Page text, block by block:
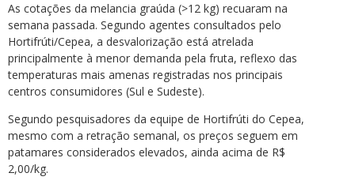
As cotações da melancia graúda (>12 kg) recuaram na
semana passada. Segundo agentes consultados pelo
Hortifrúti/Cepea, a desvalorização está atrelada
principalmente à menor demanda pela fruta, reflexo das
temperaturas mais amenas registradas nos principais
centros consumidores (Sul e Sudeste).
Segundo pesquisadores da equipe de Hortifrúti do Cepea,
mesmo com a retração semanal, os preços seguem em
patamares considerados elevados, ainda acima de R$
2,00/kg.